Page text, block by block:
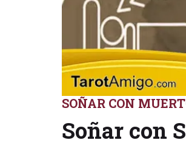
SOÑAR CON
Soñar con